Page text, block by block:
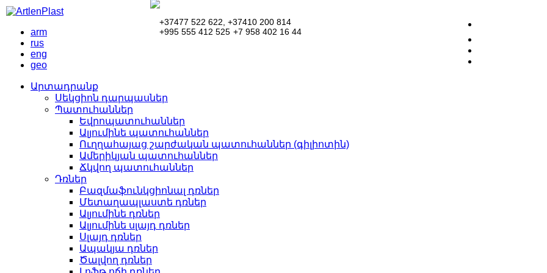
+37477 522 622, +37410 200 814
+995 555 412 525 +7 958 402 16 44
arm
rus
eng
geo
Արտադրանք
Սեկցիոն դարպասներ
Պատուհաններ
Եվրոպատուհաններ
Ալյումինե պատուհաններ
Ուղղահայաց շարժական պատուհաններ (գիլիոտին)
Ամերիկյան պատուհաններ
Ճկվող պատուհաններ
Դռներ
Բազմաֆունկցիոնալ դռներ
Մետաղապլաստե դռներ
Ալյումինե դռներ
Ալյումինե սլայդ դռներ
Սլայդ դռներ
Ապակյա դռներ
Ծալվող դռներ